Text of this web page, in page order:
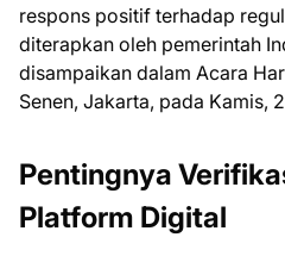
respons positif terhadap
diterapkan oleh pemerintah
disampaikan dalam Acara
Senen, Jakarta, pada Kamis,
Pentingnya
Platform Digital